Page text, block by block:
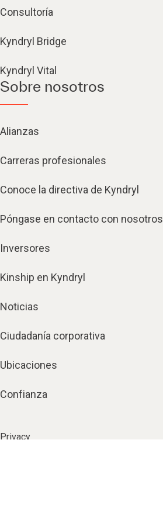
Consultoría
Kyndryl Bridge
Kyndryl Vital
Sobre nosotros
Alianzas
Carreras profesionales
Conoce la directiva de Kyndryl
Póngase en contacto con nosotros
Inversores
Kinship en Kyndryl
Noticias
Ciudadanía corporativa
Ubicaciones
Confianza
Privacy